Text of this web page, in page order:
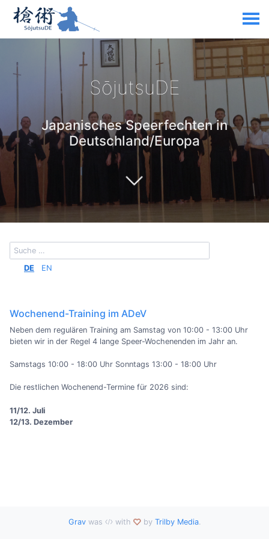
SōjutsuDE
Japanisches Speerfechten in
Deutschland/Europa
DE EN
Wochenend-Training im ADeV
Neben dem regulären Training am Samstag von 10:00 - 13:00 Uhr
bieten wir in der Regel 4 lange Speer-Wochenenden im Jahr an.
Samstags 10:00 - 18:00 Uhr Sonntags 13:00 - 18:00 Uhr
Die restlichen Wochenend-Termine für 2026 sind:
11/12. Juli
12/13. Dezember
Gravwas with by Trilby Media.